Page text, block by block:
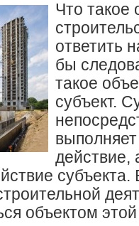
Что такое
ответить
бы
такое
субъект.
действие,
субъекта.
объектом